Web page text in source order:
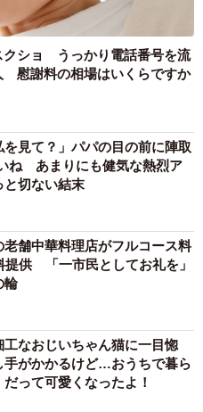
クショ うっかり電話番号を流
慰謝料の相場はいくらですか
を見て？」パパの目の前に陣取
ね あまりにも健気な熱烈ア
と切ない結末
老舗中華料理店がフルコース料
提供 「一市民としてお礼を」
輪
なおじいちゃん猫に一目惚
がかかるけど…おうちで暮ら
って可愛くなったよ！